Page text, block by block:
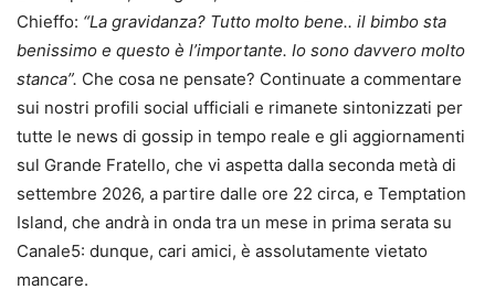
Chieffo: “La gravidanza? Tutto molto bene.. il bimbo sta
benissimo e questo è l’importante. Io sono davvero molto
stanca”. Che cosa ne pensate? Continuate a commentare
sui nostri profili social ufficiali e rimanete sintonizzati per
tutte le news di gossip in tempo reale e gli aggiornamenti
sul Grande Fratello, che vi aspetta dalla seconda metà di
settembre 2026, a partire dalle ore 22 circa, e Temptation
Island, che andrà in onda tra un mese in prima serata su
Canale5: dunque, cari amici, è assolutamente vietato
mancare.